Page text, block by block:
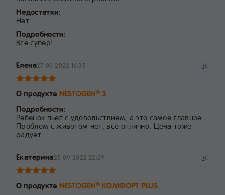
Недостатки:
Нет
Подробности:
Все супер!
Елена27-09-2022 16:35
О продукте NESTOGEN®3
Подробности:
Ребенок пьет с удовольствием, а это самое главное.
Проблем с животом нет, все отлично. Цена тоже
радует.
Екатерина25-09-2022 22:29
О продукте NESTOGEN®КОМФОРТ PLUS